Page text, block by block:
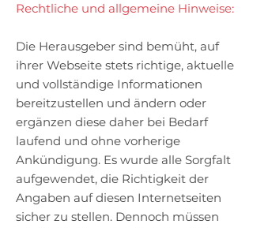
Rechtliche und allgemeine Hinweise:
Die Herausgeber sind bemüht, auf
ihrer Webseite stets richtige, aktuelle
und vollständige Informationen
bereitzustellen und ändern oder
ergänzen diese daher bei Bedarf
laufend und ohne vorherige
Ankündigung. Es wurde alle Sorgfalt
aufgewendet, die Richtigkeit der
Angaben auf diesen Internetseiten
sicher zu stellen. Dennoch müssen